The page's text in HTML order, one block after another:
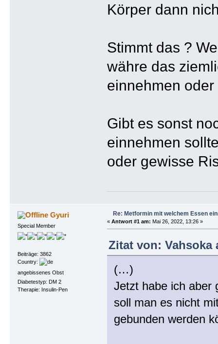
Körper dann
Stimmt das ?
währe das
einnehmen
Gibt es sonst
einnehmen
oder gewisse
Gyuri
Special Member
Beiträge: 3862
Country:
angebissenes Obst
Diabetestyp: DM 2
Therapie: Insulin-Pen
Re: Metformin mit welchem Essen
« Antwort #1 am: Mai 26, 2022, 13:26 »
Zitat von: Vahsoka
(…)
Jetzt habe ich aber
soll man es nicht
gebunden werden